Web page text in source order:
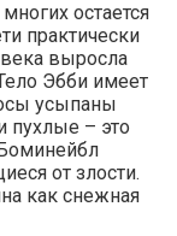
остается
практически
выросла
Эбби имеет
усыпаны
пухлые – это
от злости.
как снежная